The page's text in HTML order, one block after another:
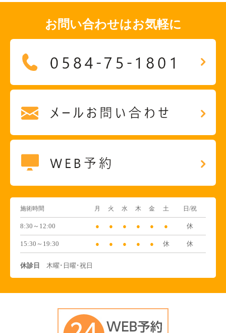
お問い合わせはお気軽に
施術時間 月 火 水 木 金 土 日/祝
8:30～12:00 ● ● ● ● ● ● 休
15:30～19:30 ● ● ● ● ● 休 休
休診日 木曜･日曜･祝日